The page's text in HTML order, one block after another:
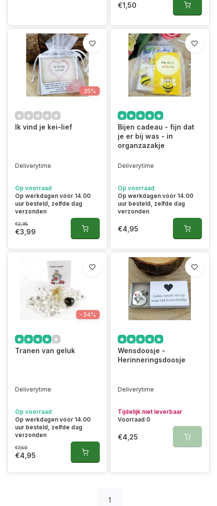
€1,50
35%
Ik vind je kei-lief
Deliverytime
Op voorraad
Op werkdagen vóór 14.00
uur besteld, zelfde dag
verzonden
€2,95
€3,99
Bijen cadeau - fijn dat
je er bij was - in
organzazakje
Deliverytime
Op voorraad
Op werkdagen vóór 14.00
uur besteld, zelfde dag
verzonden
€4,95
-34%
Tranen van geluk
Deliverytime
Op voorraad
Op werkdagen vóór 14.00
uur besteld, zelfde dag
verzonden
€7,50
€4,95
Wensdoosje -
Herinneringsdoosje
Deliverytime
Tijdelijk niet leverbaar
Voorraad 0
€4,25
1